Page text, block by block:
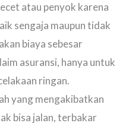
atau penyok karena
sengaja maupun tidak
biaya sebesar
asuransi, hanya untuk
ringan.
yang mengakibatkan
bisa jalan, terbakar